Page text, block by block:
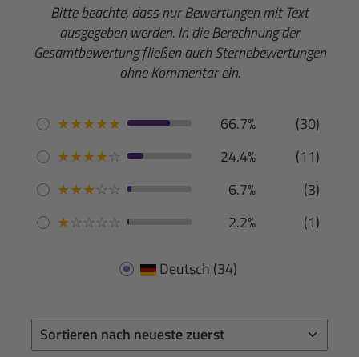
Bitte beachte, dass nur Bewertungen mit Text
ausgegeben werden. In die Berechnung der
Gesamtbewertung fließen auch Sternebewertungen
ohne Kommentar ein.
★★★★★ 66.7%
(30)
★★★★☆ 24.4%
(11)
★★★☆☆ 6.7%
(3)
★☆☆☆☆ 2.2% (1)
Deutsch (34)